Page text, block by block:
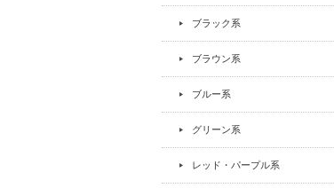
ブラック系
ブラウン系
ブルー系
グリーン系
レッド・パープル系